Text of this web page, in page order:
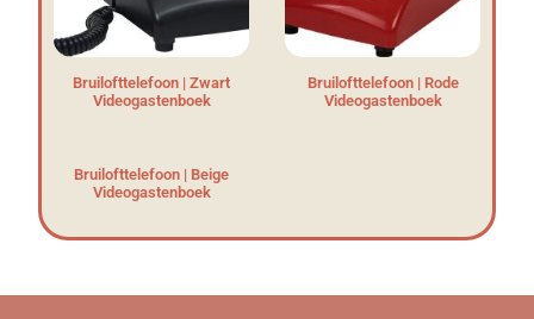
Bruilofttelefoon | Zwart
Videogastenboek
Bruilofttelefoon | Rode
Videogastenboek
Bruilofttelefoon | Beige
Videogastenboek